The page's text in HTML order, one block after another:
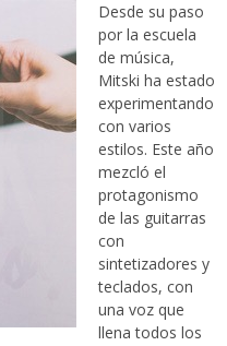
Desde su paso
por la escuela
de música,
Mitski ha estado
experimentando
con varios
estilos. Este año
mezcló el
protagonismo
de las guitarras
con
sintetizadores y
teclados, con
una voz que
llena todos los